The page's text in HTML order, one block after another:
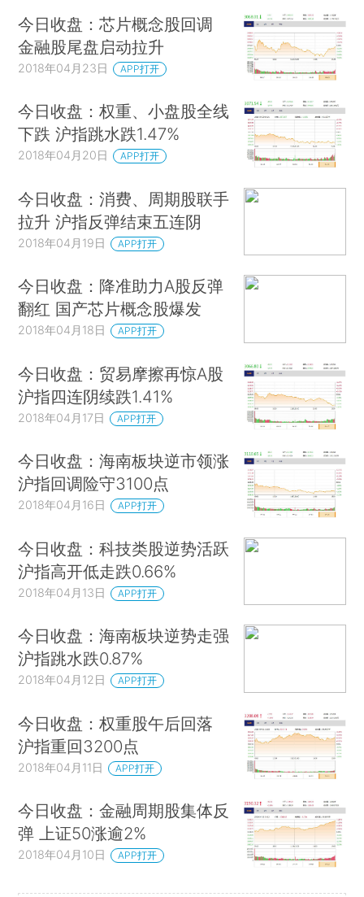
今日收盘：芯片概念股回调
金融股尾盘启动拉升
2018年04月23日 APP打开
今日收盘：权重、小盘股全线
下跌 沪指跳水跌1.47%
2018年04月20日 APP打开
今日收盘：消费、周期股联手
拉升 沪指反弹结束五连阴
2018年04月19日 APP打开
今日收盘：降准助力A股反弹
翻红 国产芯片概念股爆发
2018年04月18日 APP打开
今日收盘：贸易摩擦再惊A股
沪指四连阴续跌1.41%
2018年04月17日 APP打开
今日收盘：海南板块逆市领涨
沪指回调险守3100点
2018年04月16日 APP打开
今日收盘：科技类股逆势活跃
沪指高开低走跌0.66%
2018年04月13日 APP打开
今日收盘：海南板块逆势走强
沪指跳水跌0.87%
2018年04月12日 APP打开
今日收盘：权重股午后回落
沪指重回3200点
2018年04月11日 APP打开
今日收盘：金融周期股集体反
弹 上证50涨逾2%
2018年04月10日 APP打开